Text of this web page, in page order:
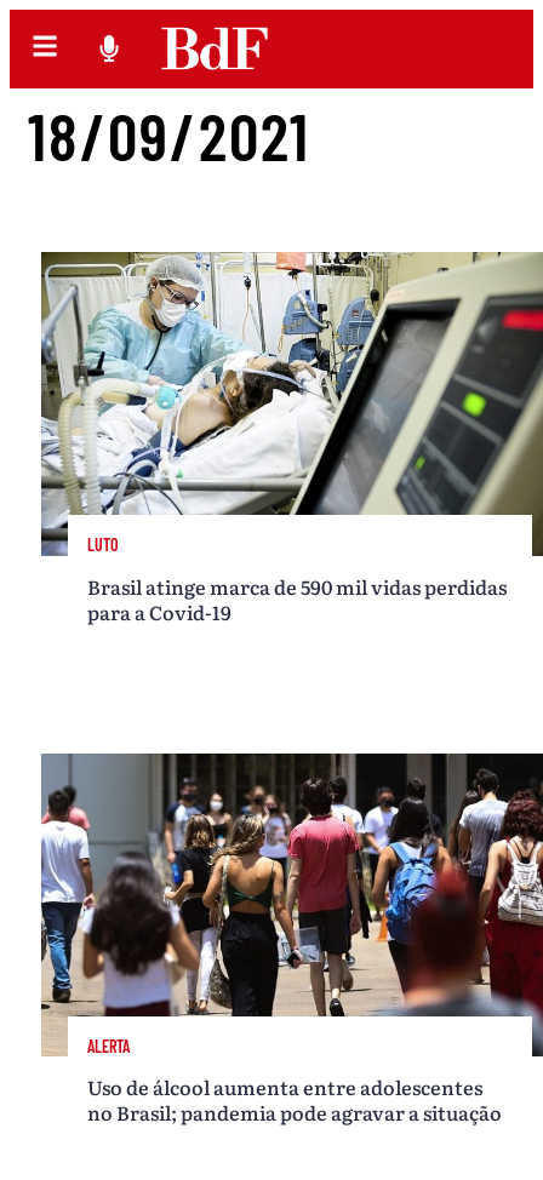
18/09/2021
LUTO
Brasil atinge marca de 590 mil vidas perdidas
para a Covid-19
ALERTA
Uso de álcool aumenta entre adolescentes
no Brasil; pandemia pode agravar a situação